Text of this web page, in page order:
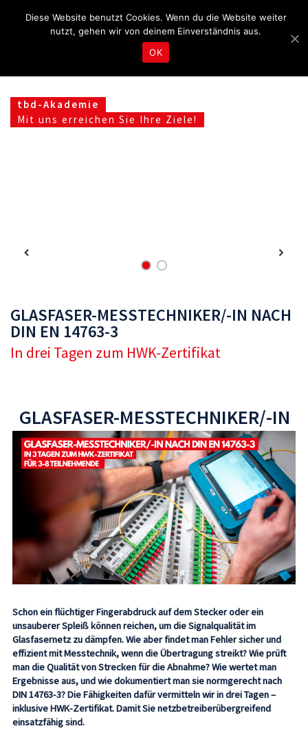
tbd-Akademie
Mit uns erreichen Sie Ihre Ziele!
GLASFASER-MESSTECHNIKER/-IN NACH
DIN EN 14763-3
In drei Tagen zum HWK-Zertifikat
GLASFASER-MESSTECHNIKER/-IN
NACH DIN EN 14763-3
Schon ein flüchtiger Fingerabdruck auf dem Stecker oder ein
unsauberer Spleiß können reichen, um die Signalqualität im
Glasfasernetz zu dämpfen. Wie aber findet man Fehler sicher und
effizient mit Messtechnik, wenn die Übertragung streikt? Wie prüft
man die Qualität von Strecken für die Abnahme? Wie wertet man
Ergebnisse aus, und wie dokumentiert man sie normgerecht nach
DIN 14763-3? Die Fähigkeiten dafür vermitteln wir in drei Tagen –
inklusive HWK-Zertifikat. Damit Sie netzbetreiberübergreifend
einsatzfähig sind.
Diese Website benutzt Cookies. Wenn du die Website weiter
nutzt, gehen wir von deinem Einverständnis aus.
OK